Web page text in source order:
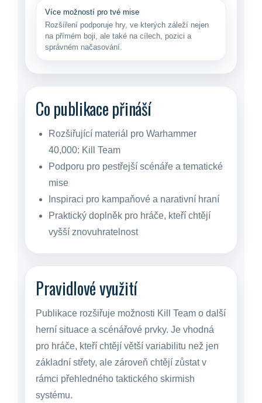
Více možností pro tvé mise
Rozšíření podporuje hry, ve kterých záleží nejen
na přímém boji, ale také na cílech, pozici a
správném načasování.
Co publikace přináší
Rozšiřující materiál pro Warhammer
40,000: Kill Team
Podporu pro pestřejší scénáře a tematické
mise
Inspiraci pro kampaňové a narativní hraní
Praktický doplněk pro hráče, kteří chtějí
vyšší znovuhratelnost
Pravidlové využití
Publikace rozšiřuje možnosti Kill Team o další
herní situace a scénářové prvky. Je vhodná
pro hráče, kteří chtějí větší variabilitu než jen
základní střety, ale zároveň chtějí zůstat v
rámci přehledného taktického skirmish
systému.